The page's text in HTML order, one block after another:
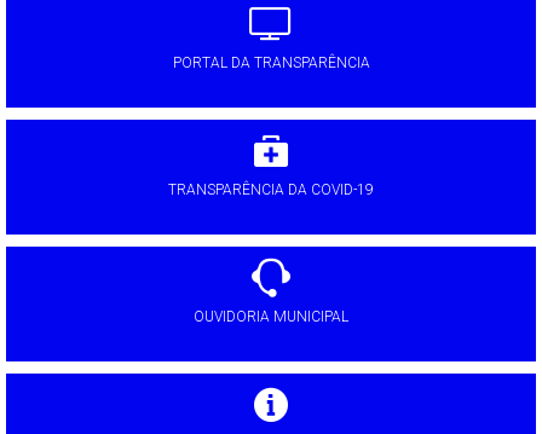
PORTAL DA TRANSPARÊNCIA
TRANSPARÊNCIA DA COVID-19
OUVIDORIA MUNICIPAL